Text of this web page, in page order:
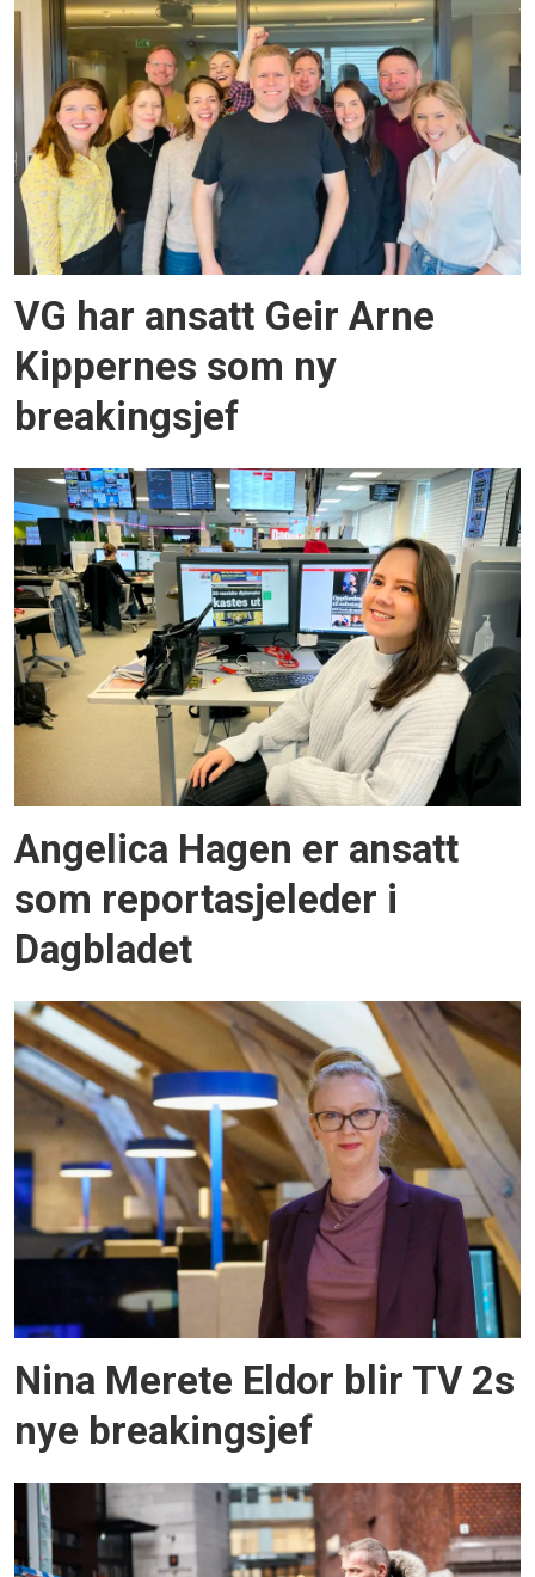
VG har ansatt Geir Arne
Kippernes som ny
breakingsjef
Angelica Hagen er ansatt
som reportasjeleder i
Dagbladet
Nina Merete Eldor blir TV 2s
nye breakingsjef